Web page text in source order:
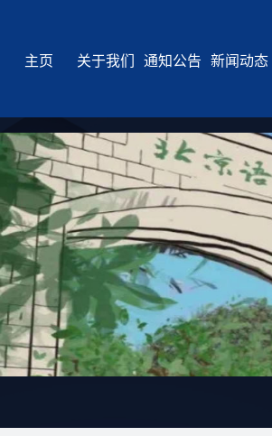
主页 关于我们 通知公告 新闻动态